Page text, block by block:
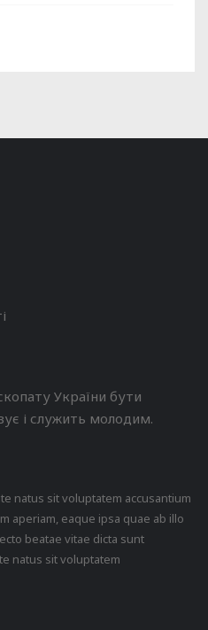
України бути
і служить молодим.
natus sit voluptatem accusantium
aperiam, eaque ipsa quae ab illo
beatae vitae dicta sunt
natus sit voluptatem